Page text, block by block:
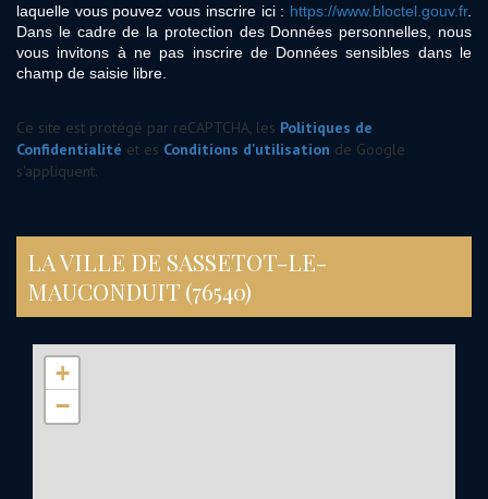
laquelle vous pouvez vous inscrire ici : https://www.bloctel.gouv.fr.
Dans le cadre de la protection des Données personnelles, nous
vous invitons à ne pas inscrire de Données sensibles dans le
champ de saisie libre.
Ce site est protégé par reCAPTCHA, les Politiques de
Confidentialité et es Conditions d'utilisation de Google
s'appliquent.
LA VILLE DE SASSETOT-LE-
MAUCONDUIT (76540)
+
−